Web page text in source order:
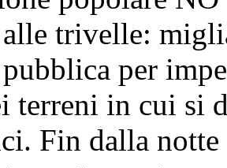
trivelle:
per
terreni in cui si
Fin dalla